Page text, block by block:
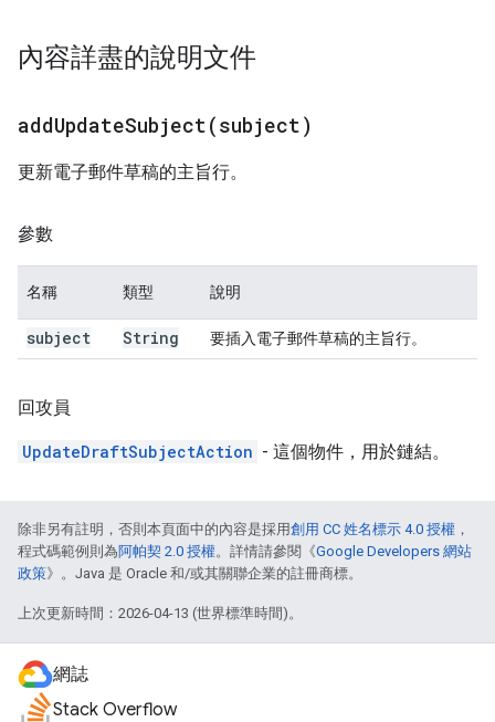
內容詳盡的說明文件
addUpdateSubject(subject)
更新電子郵件草稿的主旨行。
參數
名稱 類型 說明
subject String 要插入電子郵件草稿的主旨行。
回攻員
UpdateDraftSubjectAction - 這個物件，用於鏈結。
除非另有註明，否則本頁面中的內容是採用創用 CC 姓名標示 4.0 授權 ，
程式碼範例則為阿帕契 2.0 授權。詳情請參閱《Google Developers 網站
政策》。Java 是 Oracle 和/或其關聯企業的註冊商標。
上次更新時間：2026-04-13 (世界標準時間)。
網誌
Stack Overflow